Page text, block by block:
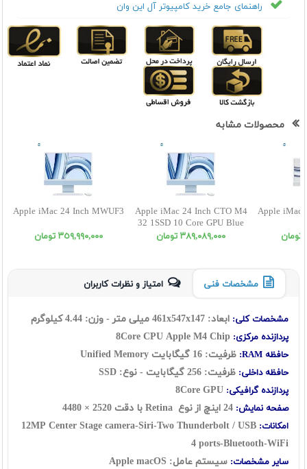
راهنمای جامع خرید کامپیوتر آل این وان
محصولات مشابه
Apple iMac 24 Inch MWUF3
٣٥٩,٩٩٠,٠٠٠ تومان
Apple iMac 24 Inch CTO M4
32 1SSD 10 Core GPU Blue
٣٨٩,٠٨٩,٠٠٠ تومان
Apple iMac
مشخصات فنی امتیاز و نظرات کاربران
مشخصات کلی: ابعاد: 461x547x147 میلی متر - وزن: 4.44 کیلوگرم
پردازنده مرکزی: Apple M4 Chip
حافظه RAM: ظرفیت: 16 گیگابایت Unified Memory
حافظه داخلی: ظرفیت: 256 گیگابایت - نوع: SSD
پردازنده گرافیکی: 8Core GPU
صفحه نمایش: Retina با دقت 2520 × 4480
امکانات: 12MP Center Stage camera-Siri-Two Thunderbolt / USB
4 ports-Bluetooth-WiFi
سایر مشخصات: سیستم عامل: Apple macOS